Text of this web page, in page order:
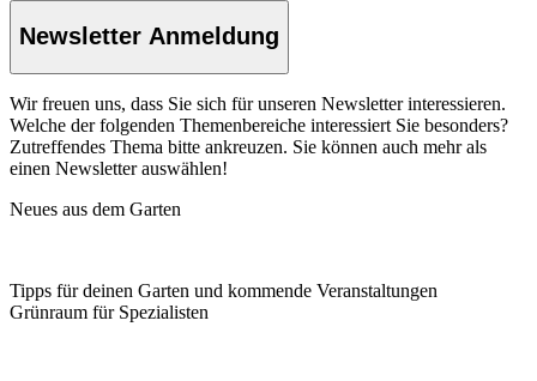
Newsletter Anmeldung
Wir freuen uns, dass Sie sich für unseren Newsletter interessieren.
Welche der folgenden Themenbereiche interessiert Sie besonders?
Zutreffendes Thema bitte ankreuzen. Sie können auch mehr als
einen Newsletter auswählen!
Neues aus dem Garten
Tipps für deinen Garten und kommende Veranstaltungen
Grünraum für Spezialisten